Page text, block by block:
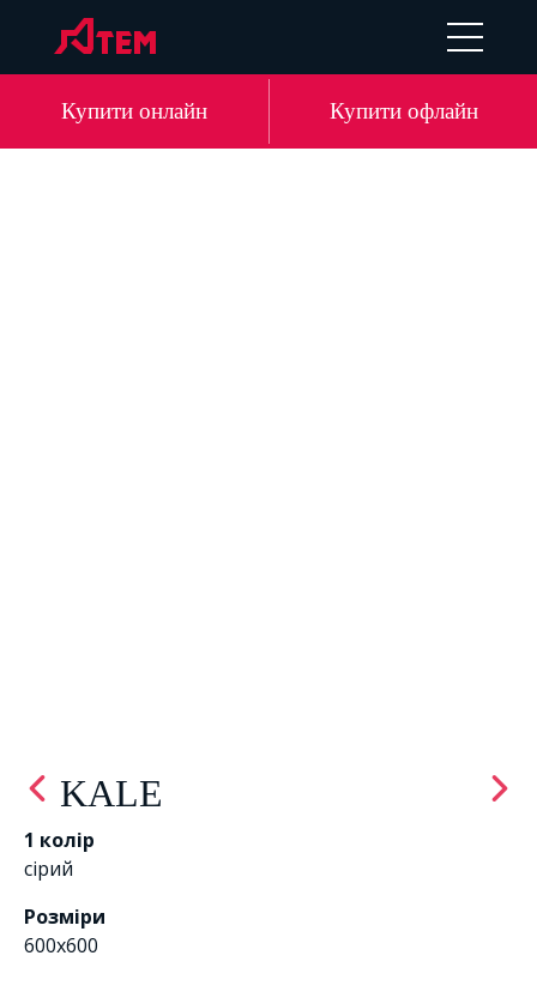
LV RU
Купити онлайн Купити офлайн
KALE
1 колір
сірий
Розміри
600x600